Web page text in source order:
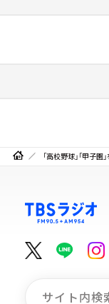
「高校野球」「甲子